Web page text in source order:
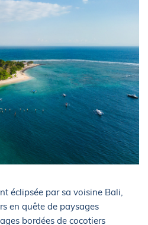
éclipsée par sa voisine Bali,
en quête de paysages
bordées de cocotiers